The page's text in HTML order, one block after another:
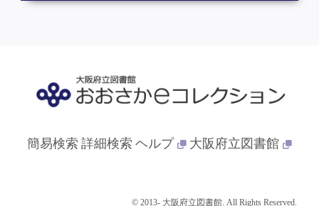
bei demselben
簡易検索 詳細検索 ヘルプ 大阪府立図書館
© 2013- 大阪府立図書館. All Rights Reserved.